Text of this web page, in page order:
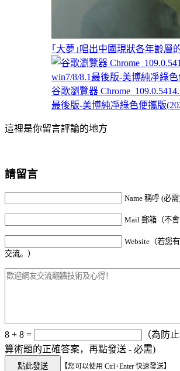
｢大夢｣唱出中國現狀各年齡層
谷歌瀏覽器
最後版-美博純凈綠色便攜版
這裡是你留言評論的地方
請留言
Name 稱呼 (必
Mail 郵箱（不
Website（若您
交流。）
8 + 8 =
（為防
算術題的正確答案，再點發送 - 必需)
【您可以使用 Ctrl+Enter 快速發送】